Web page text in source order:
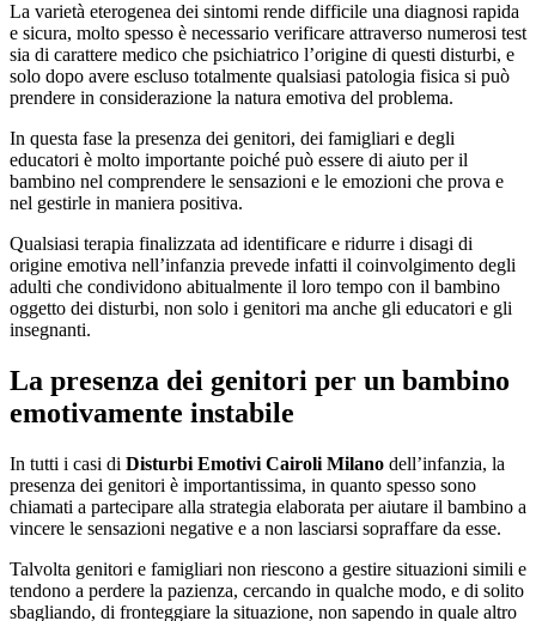
La varietà eterogenea dei sintomi rende difficile una diagnosi rapida
e sicura, molto spesso è necessario verificare attraverso numerosi test
sia di carattere medico che psichiatrico l’origine di questi disturbi, e
solo dopo avere escluso totalmente qualsiasi patologia fisica si può
prendere in considerazione la natura emotiva del problema.
In questa fase la presenza dei genitori, dei famigliari e degli
educatori è molto importante poiché può essere di aiuto per il
bambino nel comprendere le sensazioni e le emozioni che prova e
nel gestirle in maniera positiva.
Qualsiasi terapia finalizzata ad identificare e ridurre i disagi di
origine emotiva nell’infanzia prevede infatti il coinvolgimento degli
adulti che condividono abitualmente il loro tempo con il bambino
oggetto dei disturbi, non solo i genitori ma anche gli educatori e gli
insegnanti.
La presenza dei genitori per un bambino
emotivamente instabile
In tutti i casi di Disturbi Emotivi Cairoli Milano dell’infanzia, la
presenza dei genitori è importantissima, in quanto spesso sono
chiamati a partecipare alla strategia elaborata per aiutare il bambino a
vincere le sensazioni negative e a non lasciarsi sopraffare da esse.
Talvolta genitori e famigliari non riescono a gestire situazioni simili e
tendono a perdere la pazienza, cercando in qualche modo, e di solito
sbagliando, di fronteggiare la situazione, non sapendo in quale altro